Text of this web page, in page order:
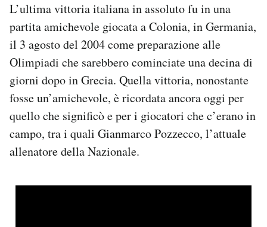
L’ultima vittoria italiana in assoluto fu in una
partita amichevole giocata a Colonia, in Germania,
il 3 agosto del 2004 come preparazione alle
Olimpiadi che sarebbero cominciate una decina di
giorni dopo in Grecia. Quella vittoria, nonostante
fosse un’amichevole, è ricordata ancora oggi per
quello che significò e per i giocatori che c’erano in
campo, tra i quali Gianmarco Pozzecco, l’attuale
allenatore della Nazionale.